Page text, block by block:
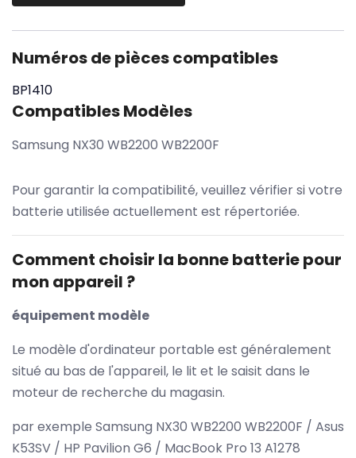
Numéros de pièces compatibles
BP1410
Compatibles Modèles
Samsung NX30 WB2200 WB2200F
Pour garantir la compatibilité, veuillez vérifier si votre
batterie utilisée actuellement est répertoriée.
Comment choisir la bonne batterie pour
mon appareil ?
équipement modèle
Le modèle d'ordinateur portable est généralement
situé au bas de l'appareil, le lit et le saisit dans le
moteur de recherche du magasin.
par exemple Samsung NX30 WB2200 WB2200F / Asus
K53SV / HP Pavilion G6 / MacBook Pro 13 A1278